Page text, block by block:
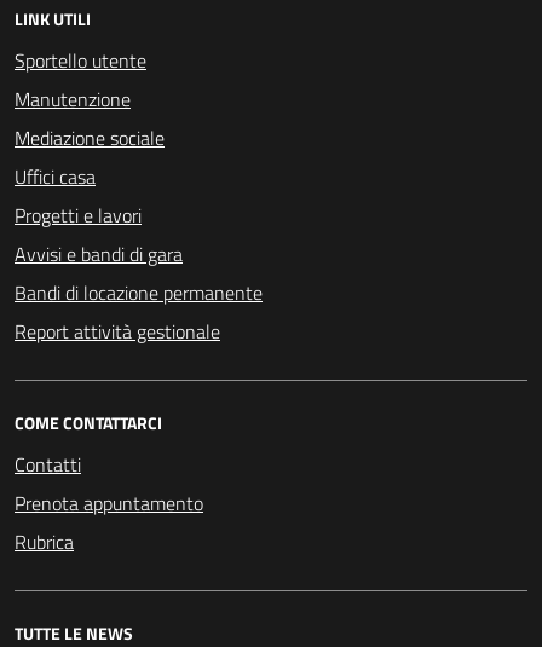
LINK UTILI
Sportello utente
Manutenzione
Mediazione sociale
Uffici casa
Progetti e lavori
Avvisi e bandi di gara
Bandi di locazione permanente
Report attività gestionale
COME CONTATTARCI
Contatti
Prenota appuntamento
Rubrica
TUTTE LE NEWS